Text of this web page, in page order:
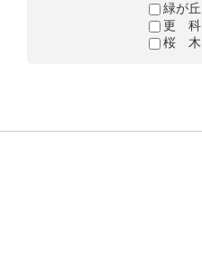
緑が丘
更 科
桜 木